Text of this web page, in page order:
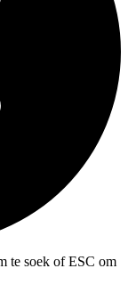
te soek of ESC om